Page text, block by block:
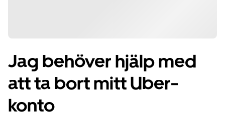
Jag behöver hjälp med
att ta bort mitt Uber-
konto